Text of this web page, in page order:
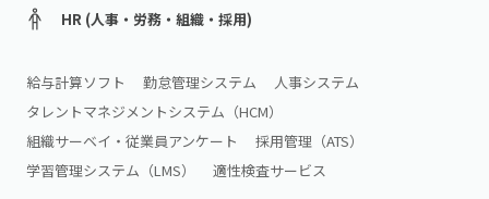
HR (人事・労務・組織・採用)
給与計算ソフト 勤怠管理システム
人事システム
タレントマネジメントシステム（HCM）
組織サーベイ・従業員アンケート
採用管理（ATS）
学習管理システム（LMS）
適性検査サービス